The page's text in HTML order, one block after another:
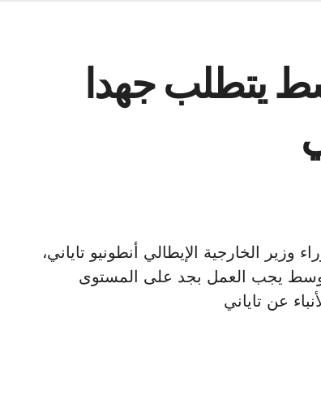
يتطلب جهدا
الوزراء وزير الخارجية الإيطالي أنطونيو تاياني،
يجب العمل بجد على المستوى
عن تاياني